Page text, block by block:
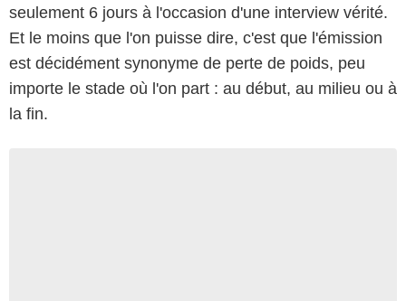
seulement 6 jours à l'occasion d'une interview vérité.
Et le moins que l'on puisse dire, c'est que l'émission
est décidément synonyme de perte de poids, peu
importe le stade où l'on part : au début, au milieu ou à
la fin.